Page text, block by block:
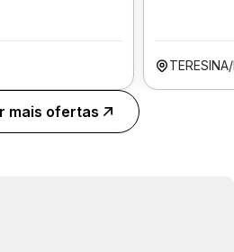
mais ofertas